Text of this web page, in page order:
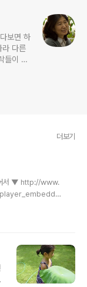
보면 하
라 다른
들이 하
내
더보기
어서 ▼ http://www.
그대가 기억하
었지요 Les feuille